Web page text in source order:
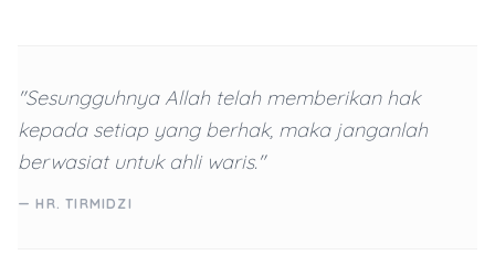
"Sesungguhnya Allah telah memberikan hak
kepada setiap yang berhak, maka janganlah
berwasiat untuk ahli waris."
— HR. TIRMIDZI